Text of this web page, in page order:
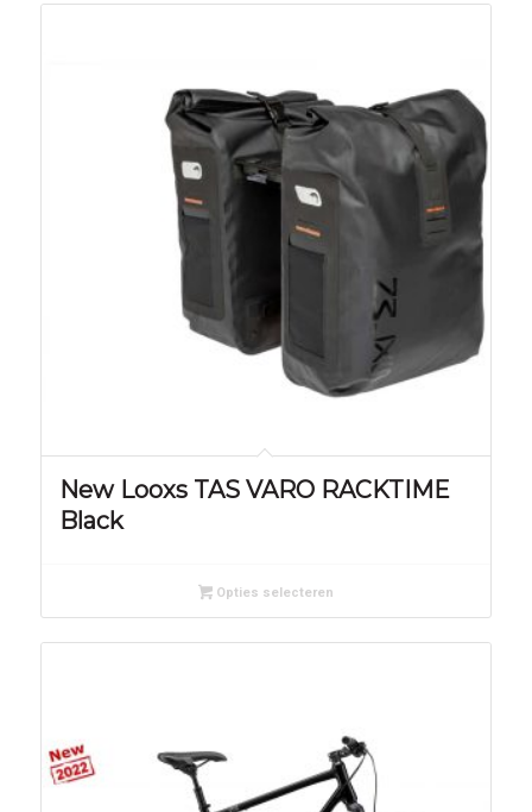
New Looxs TAS VARO RACKTIME
Black
Opties selecteren